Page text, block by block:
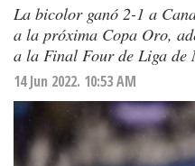
La bicolor ganó 2-1 a
a la próxima Copa Oro,
a la Final Four de Liga de
14 Jun 2022. 10:53 AM